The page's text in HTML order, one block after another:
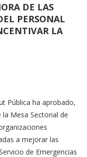
DE LAS
PERSONAL
LA
Pública ha aprobado,
Mesa Sectorial de
a mejorar las
de Emergencias